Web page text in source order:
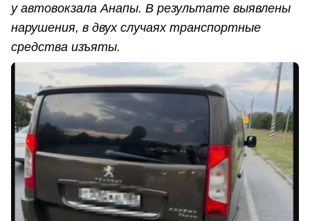
у автовокзала Анапы. В результате выявлены
нарушения, в двух случаях транспортные
средства изъяты.